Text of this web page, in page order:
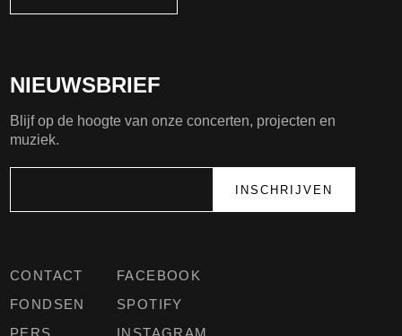
CONTACT
FONDSEN
PERS
FACEBOOK
SPOTIFY
INSTAGRAM
NIEUWSBRIEF
Blijf op de hoogte van onze concerten, projecten en
muziek.